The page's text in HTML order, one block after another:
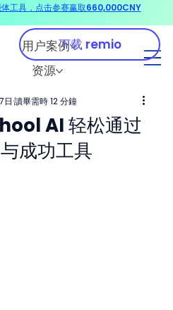
用户案例
资源
下载 remio
AI 轻松通过
成功工具
日 讀畢需時 12 分鐘
工具，点击参赛赢取660,000CNY